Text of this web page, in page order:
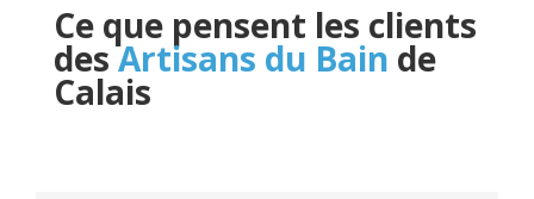
Ce que pensent les clients
desArtisans du Bain de
Calais